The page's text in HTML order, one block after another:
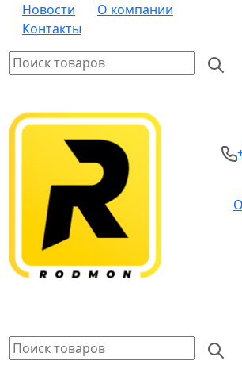
Новости
О компании
Контакты